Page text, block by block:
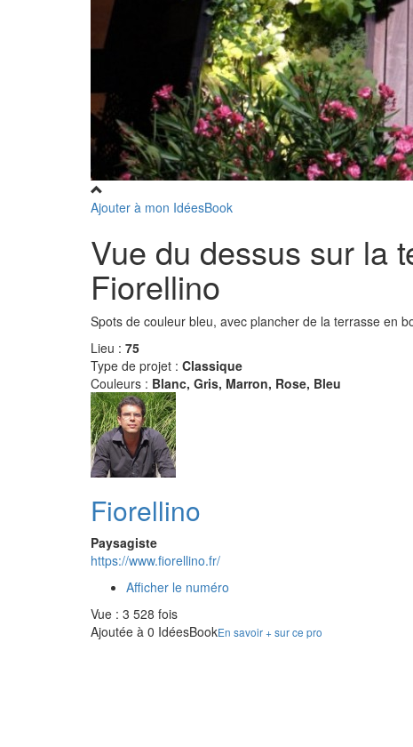
Ajouter à mon IdéesBook
Vue du dessus sur la
Fiorellino
Spots de couleur bleu, avec plancher de la terrasse en
Lieu : 75
Type de projet : Classique
Couleurs : Blanc, Gris, Marron, Rose, Bleu
Fiorellino
Paysagiste
https://www.fiorellino.fr/
Afficher le numéro
Vue : 3 528 fois
Ajoutée à 0 IdéesBookEn savoir + sur ce pro